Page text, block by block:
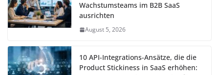
Wachstumsteams im B2B SaaS
ausrichten
August 5, 2026
10 API-Integrations-Ansätze, die die
Product Stickiness in SaaS erhöhen: